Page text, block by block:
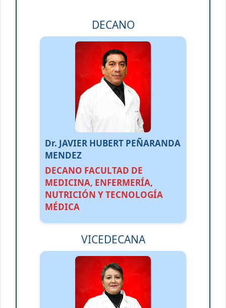
DECANO
Dr. JAVIER HUBERT PEÑARANDA
MENDEZ
DECANO FACULTAD DE
MEDICINA, ENFERMERÍA,
NUTRICIÓN Y TECNOLOGÍA
MÉDICA
VICEDECANA